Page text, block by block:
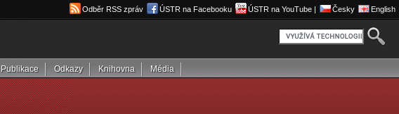
Odběr RSS zpráv ÚSTR na Facebooku ÚSTR na YouTube | Česky English
Publikace Odkazy Knihovna Média